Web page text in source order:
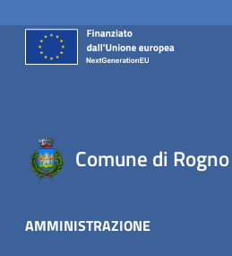
Comune di Rogno
AMMINISTRAZIONE